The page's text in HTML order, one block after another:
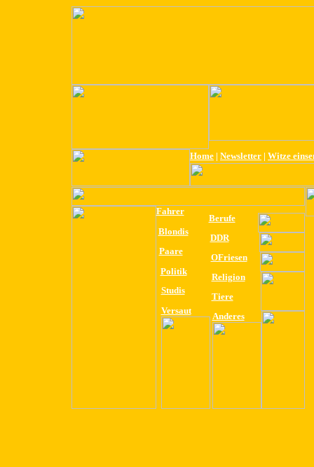
Home | Newsletter | Witze
Fahrer
Berufe
Blondis
DDR
Paare
OFriesen
Politik
Religion
Studis
Tiere
Versaut
Anderes